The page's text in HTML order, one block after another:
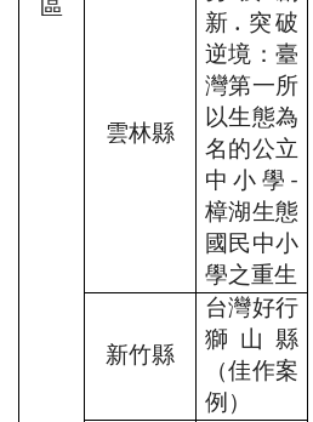
區
雲林縣
新․突破
逆境：臺
灣第一所
以生態為
名的公立
中小學-
樟湖生態
國民中小
學之重生
新竹縣
台灣好行
獅山縣
（佳作案
例）